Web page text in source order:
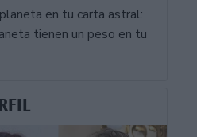
en tu carta astral:
tienen un peso en tu